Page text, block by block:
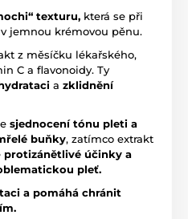
texturu, která se při
jemnou krémovou pěnu.
z měsíčku lékařského,
C a flavonoidy. Ty
a zklidnění
sjednocení tónu pleti a
buňky, zatímco extrakt
protizánětlivé účinky a
pleť.
a pomáhá chránit